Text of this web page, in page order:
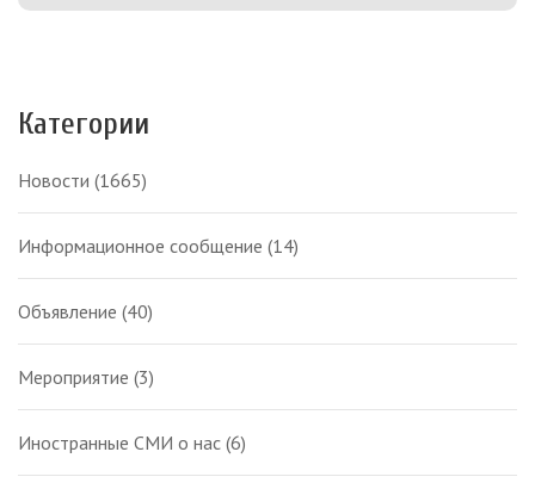
Категории
Новости (1665)
Информационное сообщение (14)
Объявление (40)
Мероприятие (3)
Иностранные СМИ о нас (6)